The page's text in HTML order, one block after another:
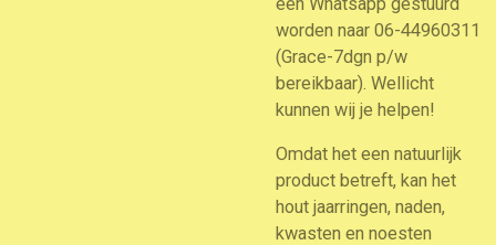
worden naar 06-44960311
(Grace-7dgn p/w
bereikbaar). Wellicht
kunnen wij je helpen!
Omdat het een natuurlijk
product betreft, kan het
hout jaarringen, naden,
kwasten en noesten